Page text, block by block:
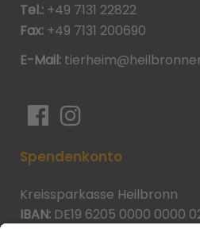
Tel.: +49 7131 22822
Fax: +49 7131 200690
E-Mail:
Spendenkonto
Kreissparkasse Heilbronn
IBAN: DE19 6205 0000 0000